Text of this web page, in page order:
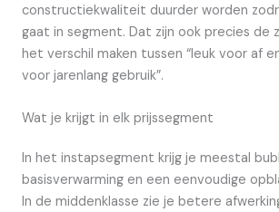
constructiekwaliteit duurder worden
gaat in segment. Dat zijn ook precies de
het verschil maken tussen “leuk voor af
voor jarenlang gebruik”.
Wat je krijgt in elk prijssegment
In het instapsegment krijg je meestal
basisverwarming en een eenvoudige
In de middenklasse zie je betere